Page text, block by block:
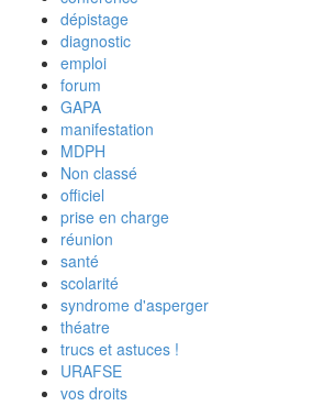
dépistage
diagnostic
emploi
forum
GAPA
manifestation
MDPH
Non classé
officiel
prise en charge
réunion
santé
scolarité
syndrome d'asperger
théatre
trucs et astuces !
URAFSE
vos droits